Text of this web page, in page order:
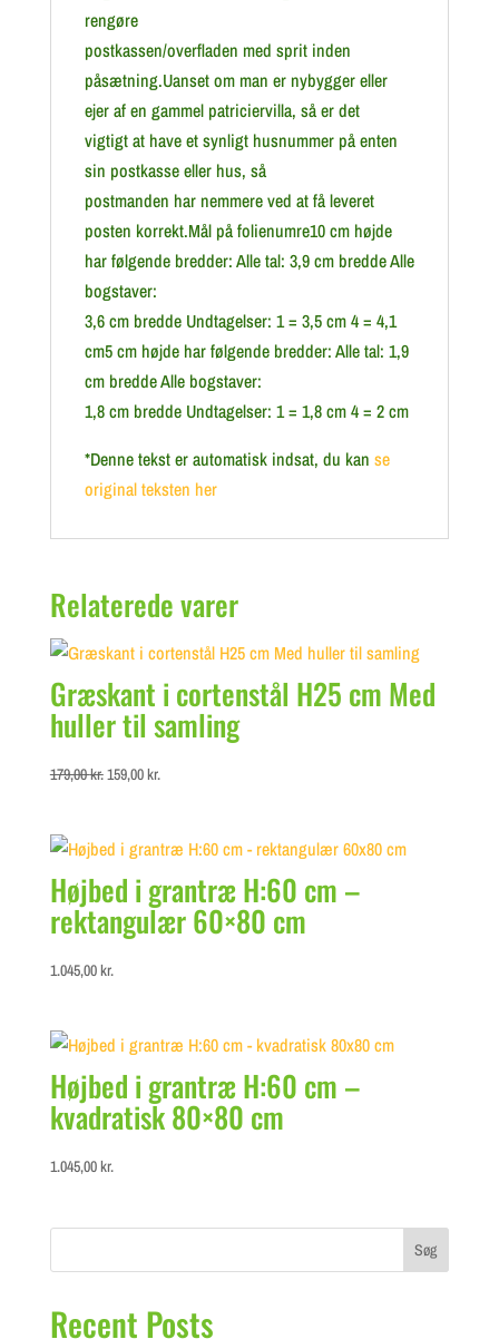
rengøre
postkassen/overfladen med sprit inden
påsætning.Uanset om man er nybygger eller
ejer af en gammel patriciervilla, så er det
vigtigt at have et synligt husnummer på enten
sin postkasse eller hus, så
postmanden har nemmere ved at få leveret
posten korrekt.Mål på folienumre10 cm højde
har følgende bredder: Alle tal: 3,9 cm bredde Alle
bogstaver:
3,6 cm bredde Undtagelser: 1 = 3,5 cm 4 = 4,1
cm5 cm højde har følgende bredder: Alle tal: 1,9
cm bredde Alle bogstaver:
1,8 cm bredde Undtagelser: 1 = 1,8 cm 4 = 2 cm
*Denne tekst er automatisk indsat, du kan se
original teksten her
Relaterede varer
Græskant i cortenstål H25 cm Med
huller til samling
179,00kr.Original
179,00 kr..
159,00kr.
159,00 kr..
Højbed i grantræ H:60 cm –
rektangulær 60×80 cm
1.045,00kr.
Højbed i grantræ H:60 cm –
kvadratisk 80×80 cm
1.045,00kr.
Søg
Recent Posts